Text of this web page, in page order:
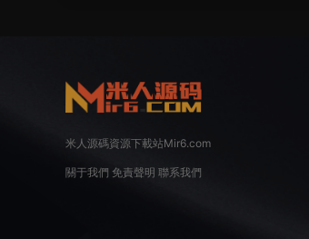
米人源碼資源下載站Mir6.com
關于我們 免責聲明 聯系我們